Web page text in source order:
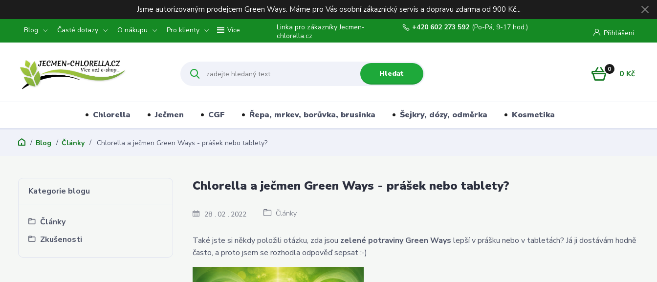
Jsme autorizovaným prodejcem Green Ways. Máme pro Vás osobní zákaznický servis a dopravu zdarma od 900 Kč...
Blog Časté dotazy O nákupu Pro klienty Více Přihlášení
Hledat
Linka pro zákazníky Jecmen-
chlorella.cz
+420 602 273 592 (Po-Pá, 9-17 hod.)
0 0 Kč
Chlorella Ječmen CGF Řepa, mrkev, borůvka, brusinka Šejkry, dózy, odměrka Kosmetika
Blog Články Chlorella a ječmen Green Ways - prášek nebo tablety?
Kategorie blogu
Články
Zkušenosti
28 02 2022 Články
Chlorella a ječmen Green Ways - prášek nebo tablety?
Také jste si někdy položili otázku, zda jsou zelené potraviny Green Ways lepší v prášku nebo v tabletách? Já ji dostávám hodně
často, a proto jsem se rozhodla odpověď sepsat :-)